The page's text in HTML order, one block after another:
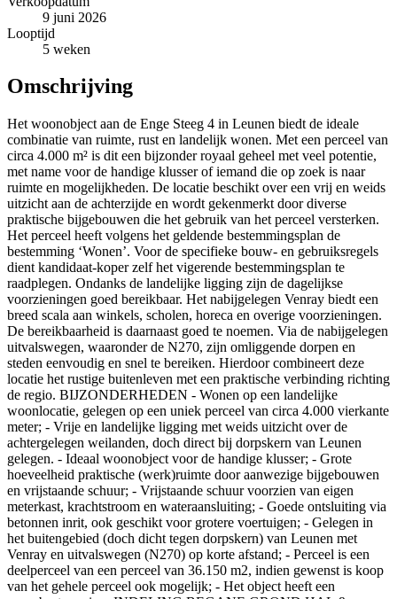
9 juni 2026
Looptijd
5 weken
Omschrijving
Het woonobject aan de Enge Steeg 4 in Leunen biedt de ideale
combinatie van ruimte, rust en landelijk wonen. Met een perceel van
circa 4.000 m² is dit een bijzonder royaal geheel met veel potentie,
met name voor de handige klusser of iemand die op zoek is naar
ruimte en mogelijkheden. De locatie beschikt over een vrij en weids
uitzicht aan de achterzijde en wordt gekenmerkt door diverse
praktische bijgebouwen die het gebruik van het perceel versterken.
Het perceel heeft volgens het geldende bestemmingsplan de
bestemming ‘Wonen’. Voor de specifieke bouw- en gebruiksregels
dient kandidaat-koper zelf het vigerende bestemmingsplan te
raadplegen. Ondanks de landelijke ligging zijn de dagelijkse
voorzieningen goed bereikbaar. Het nabijgelegen Venray biedt een
breed scala aan winkels, scholen, horeca en overige voorzieningen.
De bereikbaarheid is daarnaast goed te noemen. Via de nabijgelegen
uitvalswegen, waaronder de N270, zijn omliggende dorpen en
steden eenvoudig en snel te bereiken. Hierdoor combineert deze
locatie het rustige buitenleven met een praktische verbinding richting
de regio. BIJZONDERHEDEN - Wonen op een landelijke
woonlocatie, gelegen op een uniek perceel van circa 4.000 vierkante
meter; - Vrije en landelijke ligging met weids uitzicht over de
achtergelegen weilanden, doch direct bij dorpskern van Leunen
gelegen. - Ideaal woonobject voor de handige klusser; - Grote
hoeveelheid praktische (werk)ruimte door aanwezige bijgebouwen
en vrijstaande schuur; - Vrijstaande schuur voorzien van eigen
meterkast, krachtstroom en wateraansluiting; - Goede ontsluiting via
betonnen inrit, ook geschikt voor grotere voertuigen; - Gelegen in
het buitengebied (doch dicht tegen dorpskern) van Leunen met
Venray en uitvalswegen (N270) op korte afstand; - Perceel is een
deelperceel van een perceel van 36.150 m2, indien gewenst is koop
van het gehele perceel ook mogelijk; - Het object heeft een